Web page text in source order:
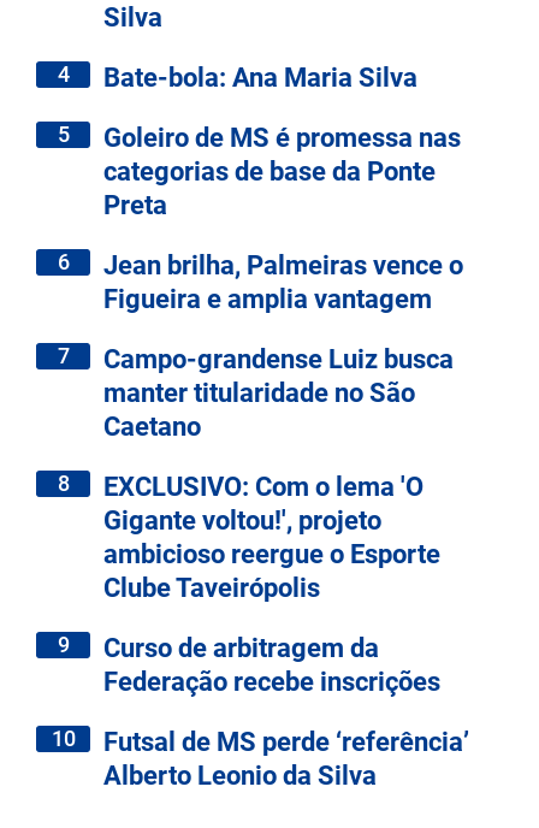
Silva
4 Bate-bola: Ana Maria Silva
5
Goleiro de MS é promessa nas
categorias de base da Ponte
Preta
6
Jean brilha, Palmeiras vence o
Figueira e amplia vantagem
7
Campo-grandense Luiz busca
manter titularidade no São
Caetano
8
EXCLUSIVO: Com o lema 'O
Gigante voltou!', projeto
ambicioso reergue o Esporte
Clube Taveirópolis
9
Curso de arbitragem da
Federação recebe inscrições
10
Futsal de MS perde ‘referência’
Alberto Leonio da Silva